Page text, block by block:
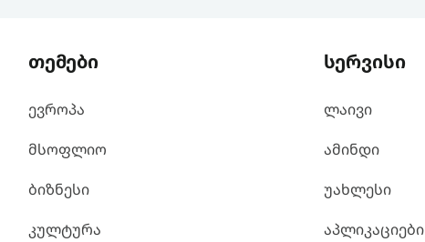
თემები
ევროპა
მსოფლიო
ბიზნესი
კულტურა
სერვისი
ლაივი
ამინდი
უახლესი
აპლიკაციები